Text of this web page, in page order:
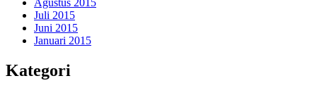
Juli 2015
Juni 2015
Januari 2015
Kategori